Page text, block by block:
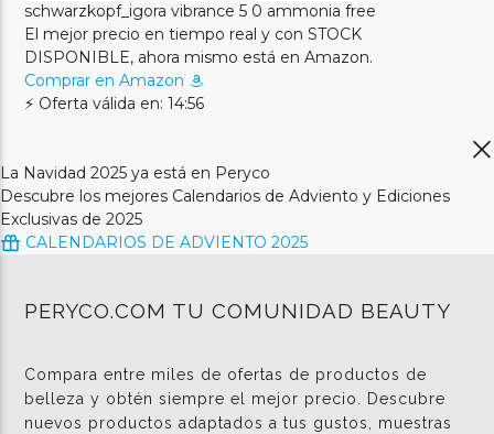
schwarzkopf_igora vibrance 5 0 ammonia free
El mejor precio en tiempo real y con STOCK
DISPONIBLE, ahora mismo está en Amazon.
Comprar en Amazon
⚡ Oferta válida en: 14:56
La Navidad 2025 ya está en Peryco
Descubre los mejores Calendarios de Adviento y Ediciones
Exclusivas de 2025
CALENDARIOS DE ADVIENTO 2025
PERYCO.COM TU COMUNIDAD BEAUTY
Compara entre miles de ofertas de productos de
belleza y obtén siempre el mejor precio. Descubre
nuevos productos adaptados a tus gustos, muestras